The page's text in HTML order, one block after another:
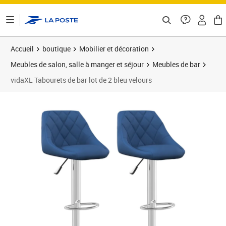
Accueil boutique
Mobilier et décoration
Meubles de salon, salle à manger et séjour
Meubles de bar
vidaXL Tabourets de bar lot de 2 bleu velours